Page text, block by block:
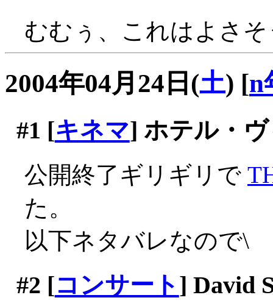
むむぅ、これはよさ
2004年04月24日(土) [n
#1 [キネマ] ホテル・
公開終了ギリギリで
た。
以下ネタバレなので\
#2 [コンサート ] David